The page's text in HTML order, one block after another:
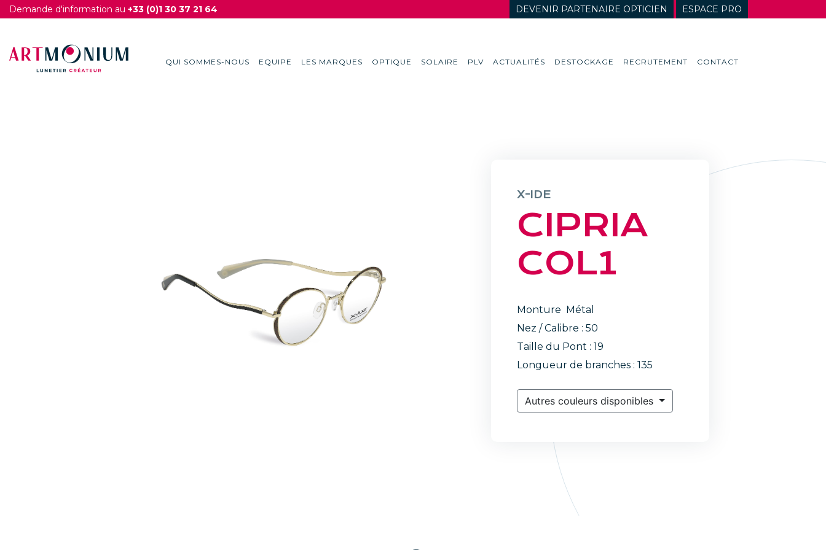
Demande d'information au +33 (0)1 30 37 21 64 DEVENIR PARTENAIRE OPTICIEN ESPACE PRO
QUI SOMMES-NOUS EQUIPE LES MARQUES OPTIQUE SOLAIRE PLV ACTUALITÉS DESTOCKAGE RECRUTEMENT CONTACT
X-IDE
CIPRIA
COL1
Monture Métal
Nez / Calibre : 50
Taille du Pont : 19
Longueur de branches : 135
Autres couleurs disponibles